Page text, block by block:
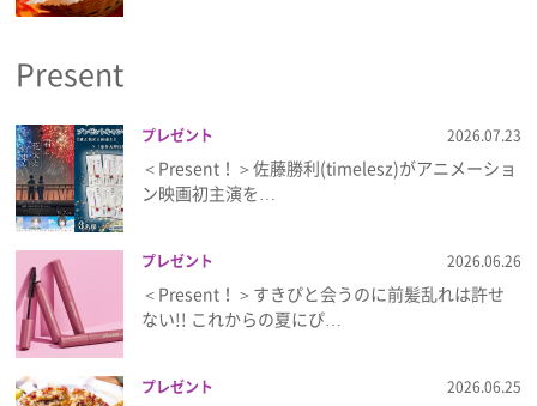
プライバシーポリシー
利用規約
お問い合わせ
Present
プレゼント 2026.07.23
＜Present！＞佐藤勝利(timelesz)がアニメーショ
ン映画初主演を…
プレゼント 2026.06.26
＜Present！＞すきぴと会うのに前髪乱れは許せ
ない!! これからの夏にぴ…
プレゼント 2026.06.25